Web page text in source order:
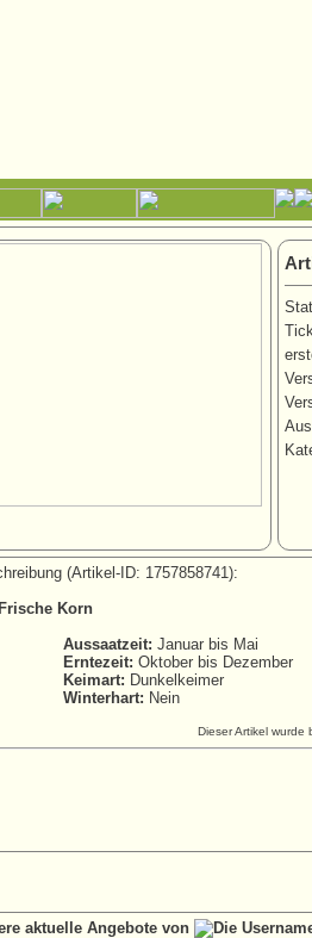
(Artikel-ID: 1757858741):
Korn
Aussaatzeit: Januar bis Mai
Erntezeit: Oktober bis Dezember
Keimart: Dunkelkeimer
Winterhart: Nein
Dieser Artikel wurde
aktuelle Angebote von